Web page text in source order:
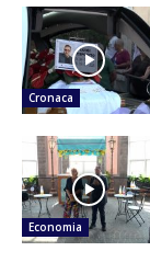
Cronaca
Economia